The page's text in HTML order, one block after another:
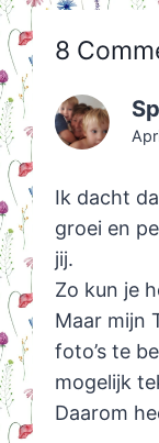
8
Ik dacht
groei en
jij.
Zo kun je
Maar mijn
foto’s te
mogelijk
Daarom